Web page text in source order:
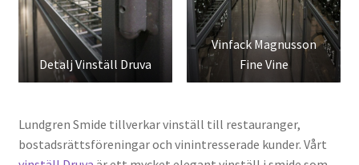
Detalj Vinställ Druva
Vinfack Magnusson
Fine Vine
Lundgren Smide tillverkar vinställ till restauranger,
bostadsrättsföreningar och vinintresserade kunder. Vårt